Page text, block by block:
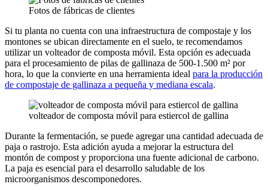
Fotos de fábricas de clientes
Si tu planta no cuenta con una infraestructura de compostaje y los
montones se ubican directamente en el suelo, te recomendamos
utilizar un volteador de composta móvil. Esta opción es adecuada
para el procesamiento de pilas de gallinaza de 500-1.500 m² por
hora, lo que la convierte en una herramienta ideal para la producción
de compostaje de gallinaza a pequeña y mediana escala.
volteador de composta móvil para estiercol de gallina
Durante la fermentación, se puede agregar una cantidad adecuada de
paja o rastrojo. Esta adición ayuda a mejorar la estructura del
montón de compost y proporciona una fuente adicional de carbono.
La paja es esencial para el desarrollo saludable de los
microorganismos descomponedores.